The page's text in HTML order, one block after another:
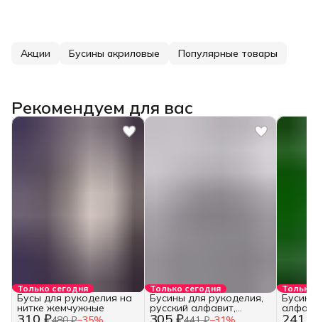
Акции Бусины акриловые Популярные товары
Рекомендуем для вас
Только сегодня
310 ₽
Бусы для рукоделия на
нитке жемчужные
Только сегодня
305 ₽
Бусины для рукоделия,
русский алфавит,
кубики
Только
241 ₽